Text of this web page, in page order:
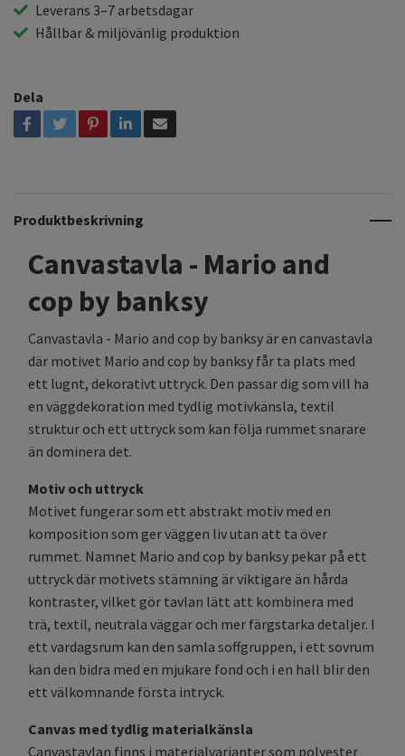
Leverans 3–7 arbetsdagar
Hållbar & miljövänlig produktion
Dela
Produktbeskrivning
Canvastavla - Mario and
cop by banksy
Canvastavla - Mario and cop by banksy är en canvastavla
där motivet Mario and cop by banksy får ta plats med
ett lugnt, dekorativt uttryck. Den passar dig som vill ha
en väggdekoration med tydlig motivkänsla, textil
struktur och ett uttryck som kan följa rummet snarare
än dominera det.
Motiv och uttryck
Motivet fungerar som ett abstrakt motiv med en
komposition som ger väggen liv utan att ta över
rummet. Namnet Mario and cop by banksy pekar på ett
uttryck där motivets stämning är viktigare än hårda
kontraster, vilket gör tavlan lätt att kombinera med
trä, textil, neutrala väggar och mer färgstarka detaljer. I
ett vardagsrum kan den samla soffgruppen, i ett sovrum
kan den bidra med en mjukare fond och i en hall blir den
ett välkomnande första intryck.
Canvas med tydlig materialkänsla
Canvastavlan finns i materialvarianter som polyester